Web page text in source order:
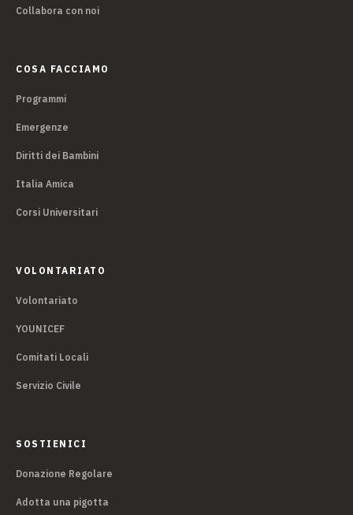
Collabora con noi
COSA FACCIAMO
Programmi
Emergenze
Diritti dei Bambini
Italia Amica
Corsi Universitari
VOLONTARIATO
Volontariato
YOUNICEF
Comitati Locali
Servizio Civile
SOSTIENICI
Donazione Regolare
Adotta una pigotta